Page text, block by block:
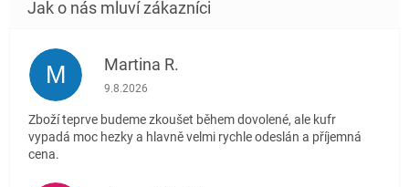
M Martina R.
Hodnocení obchodu je 5 z 5 hvězdiček.
9.8.2026
Zboží teprve budeme zkoušet během dovolené, ale kufr
vypadá moc hezky a hlavně velmi rychle odeslán a příjemná
cena.